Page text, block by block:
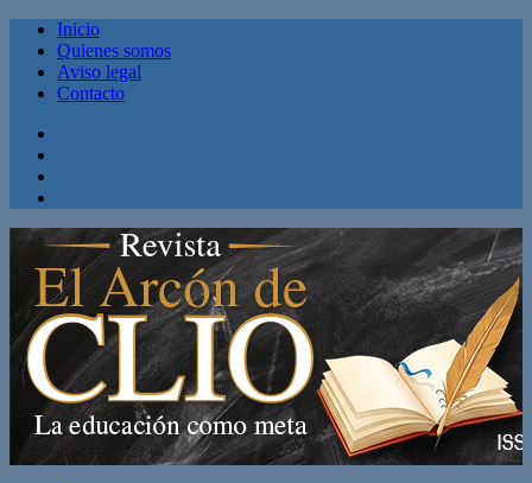
Inicio
Quienes somos
Aviso legal
Contacto